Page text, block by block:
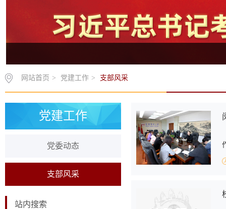
网站首页 > 党建工作 > 支部风采
党建工作
党委动态
支部风采
站内搜索